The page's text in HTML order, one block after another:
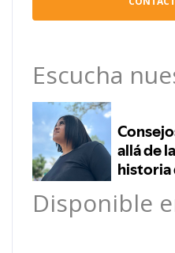
Escucha
Disponible